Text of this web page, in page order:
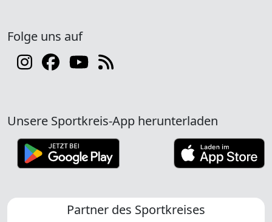
Folge uns auf
Unsere Sportkreis-App herunterladen
Partner des Sportkreises